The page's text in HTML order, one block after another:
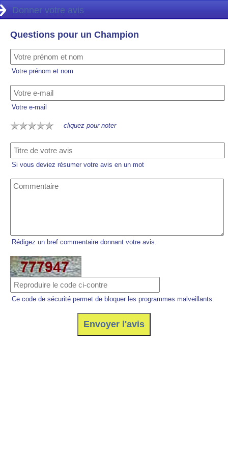
Donner votre avis
Questions pour un Champion
Votre prénom et nom
Votre e-mail
cliquez pour noter
Si vous deviez résumer votre avis en un mot
Rédigez un bref commentaire donnant votre avis.
Ce code de sécurité permet de bloquer les programmes malveillants.